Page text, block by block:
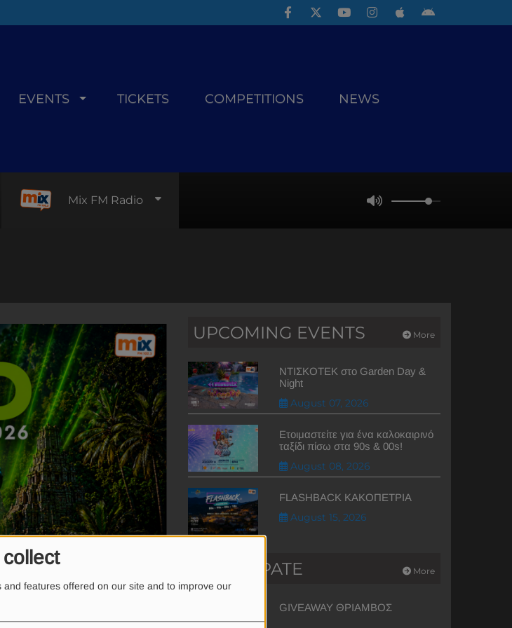
features offered on our site and to improve our
EVENTS TICKETS COMPETITIONS NEWS
Mix FM Radio
More
UPCOMING EVENTS
ΝΤΙΣΚΟΤΕΚ στο Garden Day &
Night
August 07, 2026
Ετοιμαστείτε για ένα καλοκαιρινό
ταξίδι πίσω στα 90s & 00s!
August 08, 2026
FLASHBACK ΚΑΚΟΠΕΤΡΙΑ
August 15, 2026
More
PARTICIPATE
GIVEAWAY ΘΡΙΑΜΒΟΣ